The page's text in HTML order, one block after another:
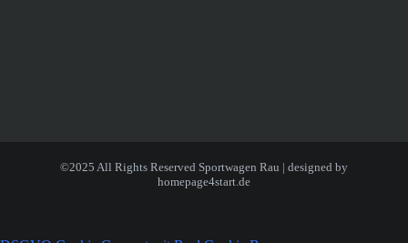
©2025 All Rights Reserved Sportwagen Rau | designed by
homepage4start.de